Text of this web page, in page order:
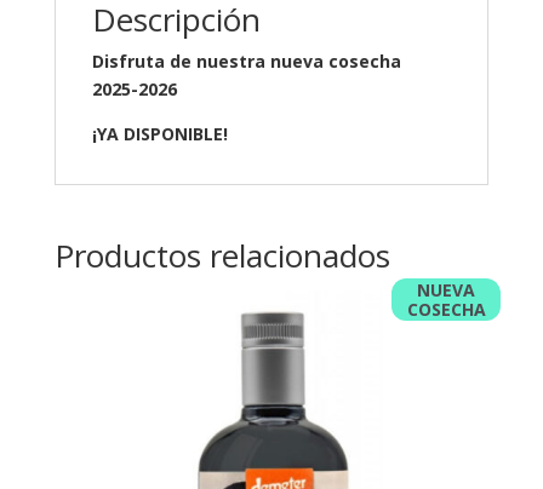
Descripción
Disfruta de nuestra nueva cosecha
2025-2026
¡YA DISPONIBLE!
Productos relacionados
NUEVA
COSECHA